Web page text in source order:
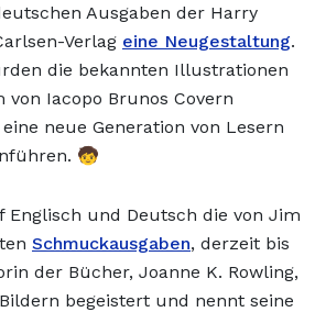
Ausgaben der Harry
Verlag eine Neugestaltung.
die bekannten Illustrationen
von Iacopo Brunos Covern
neue Generation von Lesern
🧒
Englisch und Deutsch die von Jim
Schmuckausgaben, derzeit bis
der Bücher, Joanne K. Rowling,
begeistert und nennt seine